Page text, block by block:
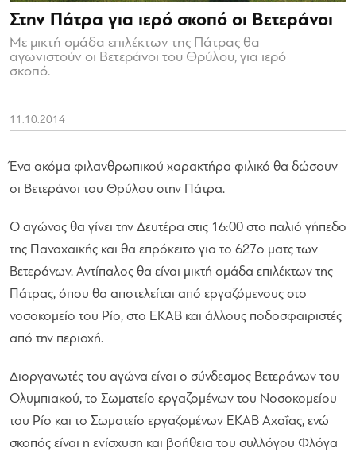
Στην Πάτρα για ιερό σκοπό οι Βετεράνοι
Με μικτή ομάδα επιλέκτων της Πάτρας θα
αγωνιστούν οι Βετεράνοι του Θρύλου, για ιερό
σκοπό.
11.10.2014
Ένα ακόμα φιλανθρωπικού χαρακτήρα φιλικό θα δώσουν
οι Βετεράνοι του Θρύλου στην Πάτρα.
Ο αγώνας θα γίνει την Δευτέρα στις 16:00 στο παλιό γήπεδο
της Παναχαϊκής και θα επρόκειτο για το 627ο ματς των
Βετεράνων. Αντίπαλος θα είναι μικτή ομάδα επιλέκτων της
Πάτρας, όπου θα αποτελείται από εργαζόμενους στο
νοσοκομείο του Ρίο, στο ΕΚΑΒ και άλλους ποδοσφαιριστές
από την περιοχή.
Διοργανωτές του αγώνα είναι ο σύνδεσμος Βετεράνων του
Ολυμπιακού, το Σωματείο εργαζομένων του Νοσοκομείου
του Ρίο και το Σωματείο εργαζομένων ΕΚΑΒ Αχαΐας, ενώ
σκοπός είναι η ενίσχυση και βοήθεια του συλλόγου Φλόγα